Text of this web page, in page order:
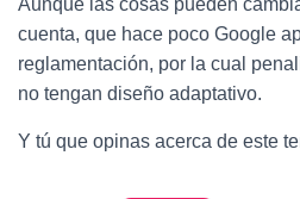
Aunque las cosas pueden
cuenta, que hace poco Google
reglamentación, por la cual
no tengan diseño adaptativo.
Y tú que opinas acerca de este